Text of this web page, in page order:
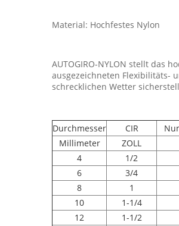
Material: Hochfestes Nylon
AUTOGIRO-NYLON stellt das
ausgezeichneten Flexibilitäts-
schrecklichen Wetter
Durchmesser CIR
Millimeter
ZOLL
4
1/2
6
3/4
8
1
10
1-1/4
12
1-1/2